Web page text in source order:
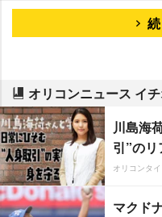
オリコンニュース イ
川島海
引”の
オリコンタ
マクド